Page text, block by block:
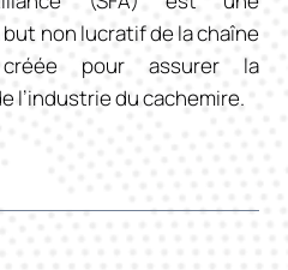
non lucratif de la chaîne
créée pour assurer la
l’industrie du cachemire.